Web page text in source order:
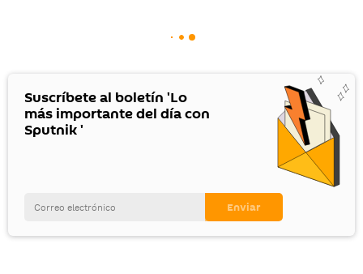
Suscríbete al boletín 'Lo
más importante del día con
Sputnik '